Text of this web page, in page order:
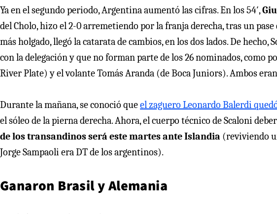
Ya en el segundo periodo, Argentina aumentó las cifras. En los 54′,
del Cholo, hizo el 2-0 arremetiendo por la franja derecha, tras un
más holgado, llegó la catarata de cambios, en los dos lados. De
con la delegación y que no forman parte de los 26 nominados, como
River Plate) y el volante Tomás Aranda (de Boca Juniors). Ambos
Durante la mañana, se conoció queel zaguero Leonardo Balerdi
el sóleo de la pierna derecha. Ahora, el cuerpo técnico de Scaloni
de los transandinos será este martes ante Islandia (reviviendo
Jorge Sampaoli era DT de los argentinos).
Ganaron Brasil y Alemania